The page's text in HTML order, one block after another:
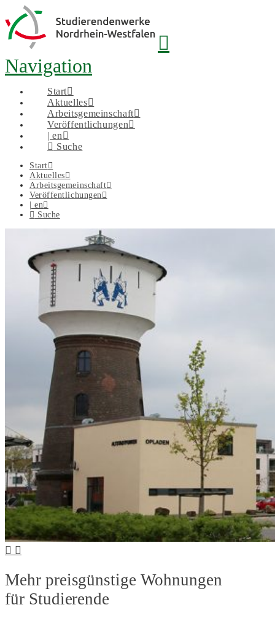
Navigation
Start
Aktuelles
Arbeitsgemeinschaft
Veröffentlichungen
| en
Suche
Start
Aktuelles
Arbeitsgemeinschaft
Veröffentlichungen
| en
Suche
Mehr preisgünstige Wohnungen
für Studierende